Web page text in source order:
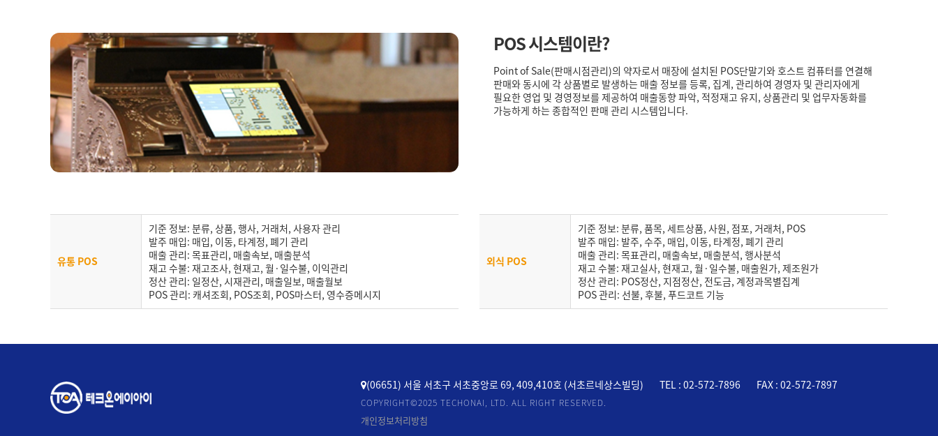
POS 시스템이란?
Point of Sale(판매시점관리)의 약자로서 매장에 설치된 POS단말기와 호스트 컴퓨터를 연결해
판매와 동시에 각 상품별로 발생하는 매출 정보를 등록, 집계, 관리하여 경영자 및 관리자에게
필요한 영업 및 경영정보를 제공하여 매출동향 파악, 적정재고 유지, 상품관리 및 업무자동화를
가능하게 하는 종합적인 판매 관리 시스템입니다.
유통 POS
기준 정보: 분류, 상품, 행사, 거래처, 사용자 관리
발주 매입: 매입, 이동, 타계정, 폐기 관리
매출 관리: 목표관리, 매출속보, 매출분석
재고 수불: 재고조사, 현재고, 월·일수불, 이익관리
정산 관리: 일정산, 시재관리, 매출일보, 매출월보
POS 관리: 캐셔조회, POS조회, POS마스터, 영수증메시지
외식 POS
기준 정보: 분류, 품목, 세트상품, 사원, 점포, 거래처, POS
발주 매입: 발주, 수주, 매입, 이동, 타계정, 폐기 관리
매출 관리: 목표관리, 매출속보, 매출분석, 행사분석
재고 수불: 재고실사, 현재고, 월·일수불, 매출원가, 제조원가
정산 관리: POS정산, 지점정산, 전도금, 계정과목별집계
POS 관리: 선불, 후불, 푸드코트 기능
(06651) 서울 서초구 서초중앙로 69, 409,410호 (서초르네상스빌딩) TEL : 02-572-7896 FAX : 02-572-7897
COPYRIGHT©2025 TECHONAI, LTD. ALL RIGHT RESERVED.
개인정보처리방침